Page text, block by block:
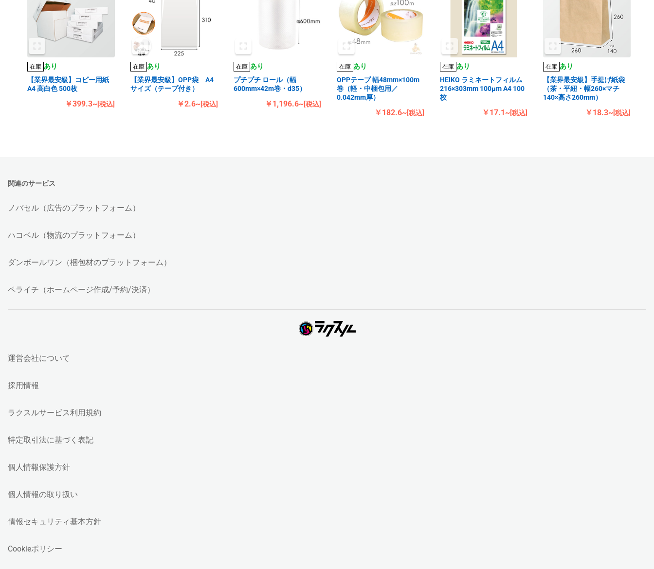
在庫 あり
【業界最安級】コピー用紙
A4 高白色 500枚
￥399.3~[税込]
在庫 あり
【業界最安級】OPP袋 A4
サイズ（テープ付き）
￥2.6~[税込]
在庫 あり
プチプチ ロール（幅
600mm×42m巻・d35）
￥1,196.6~[税込]
在庫 あり
OPPテープ 幅48mm×100m
巻（軽・中梱包用／
0.042mm厚）
￥182.6~[税込]
在庫 あり
HEIKO ラミネートフィルム
216×303mm 100μm A4 100
枚
￥17.1~[税込]
在庫 あり
【業界最安級】手提げ紙袋
（茶・平紐・幅260×マチ
140×高さ260mm）
￥18.3~[税込]
関連のサービス
ノバセル（広告のプラットフォーム）
ハコベル（物流のプラットフォーム）
ダンボールワン（梱包材のプラットフォーム）
ペライチ（ホームページ作成/予約/決済）
運営会社について
採用情報
ラクスルサービス利用規約
特定取引法に基づく表記
個人情報保護方針
個人情報の取り扱い
情報セキュリティ基本方針
Cookieポリシー